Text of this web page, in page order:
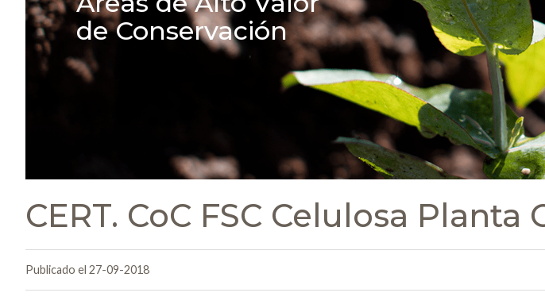
de Conservación
CERT. CoC FSC Celulosa
Publicado el 27-09-2018